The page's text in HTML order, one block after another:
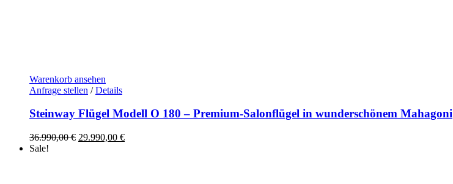
Warenkorb ansehen
Anfrage stellen / Details
Steinway Flügel Modell O 180 – Premium-Salonflügel in wunderschönem Mahagoni
36.990,00€ Ursprünglicher
29.990,00 €Aktueller
Sale!